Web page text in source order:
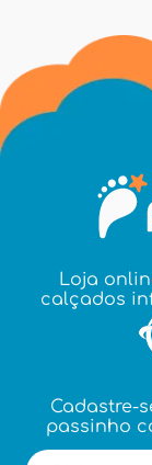
Loja
calçados
Cadastre-
passinho